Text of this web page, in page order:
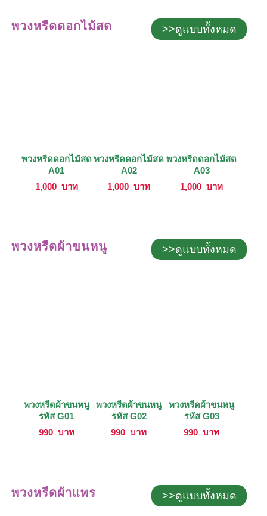
พวงหรีดดอกไม้สด >>ดูแบบทั้งหมด
พวงหรีดดอกไม้สด
A01
1,000 บาท
พวงหรีดดอกไม้สด
A02
1,000 บาท
พวงหรีดดอกไม้สด
A03
1,000 บาท
พวงหรีดผ้าขนหนู >>ดูแบบทั้งหมด
พวงหรีดผ้าขนหนู
รหัส G01
990 บาท
พวงหรีดผ้าขนหนู
รหัส G02
990 บาท
พวงหรีดผ้าขนหนู
รหัส G03
990 บาท
พวงหรีดผ้าแพร >>ดูแบบทั้งหมด